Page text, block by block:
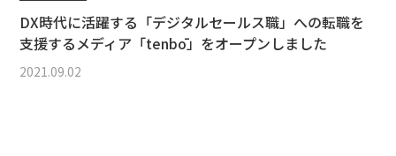
DX時代に活躍する「デジタルセールス職」への転職を
支援するメディア「tenbō」をオープンしました
2021.09.02